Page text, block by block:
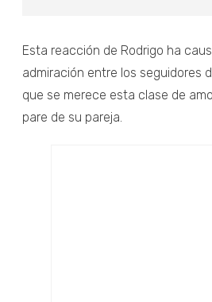
Esta reacción de Rodrigo ha
admiración entre los seguidores
que se merece esta clase de
pare de su pareja.